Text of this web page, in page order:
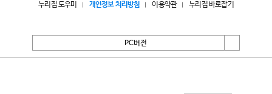
누리집 도우미 개인정보 처리방침 이용약관 누리집 바로잡기
PC버전